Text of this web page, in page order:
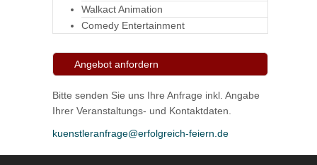
Walkact Animation
Comedy Entertainment
Angebot anfordern
Bitte senden Sie uns Ihre Anfrage inkl. Angabe
Ihrer Veranstaltungs- und Kontaktdaten.
kuenstleranfrage@erfolgreich-feiern.de